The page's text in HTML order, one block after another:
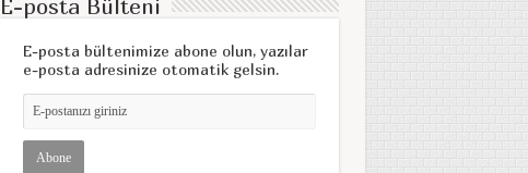
E-posta Bülteni
E-posta bültenimize abone olun, yazılar
e-posta adresinize otomatik gelsin.